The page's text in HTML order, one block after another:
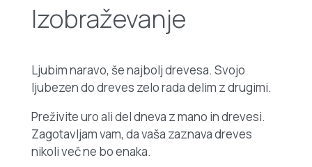
Izobraževanje
Ljubim naravo, še najbolj drevesa. Svojo
ljubezen do dreves zelo rada delim z drugimi.
Preživite uro ali del dneva z mano in drevesi.
Zagotavljam vam, da vaša zaznava dreves
nikoli več ne bo enaka.